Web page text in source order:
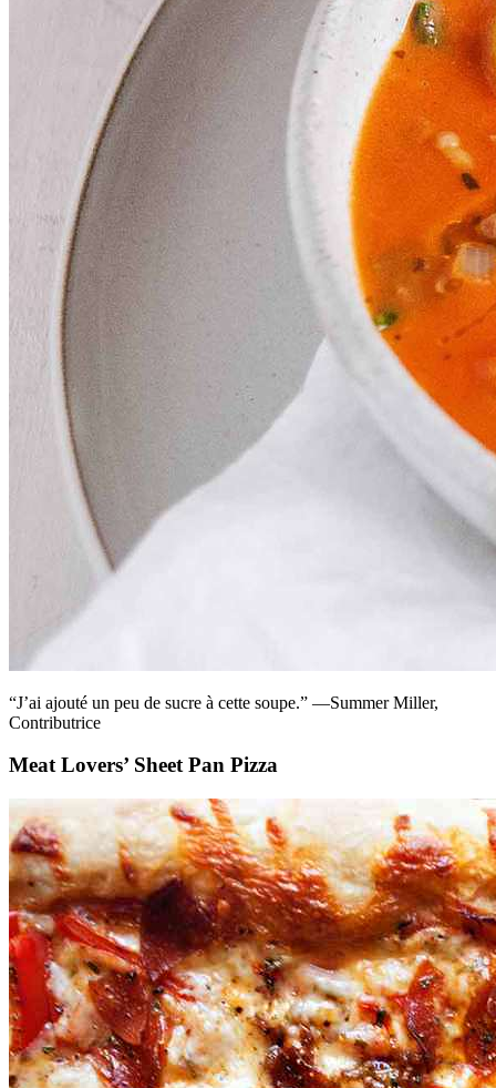
“J’ai ajouté un peu de sucre à cette soupe.” —Summer Miller,
Contributrice
Meat Lovers’ Sheet Pan Pizza